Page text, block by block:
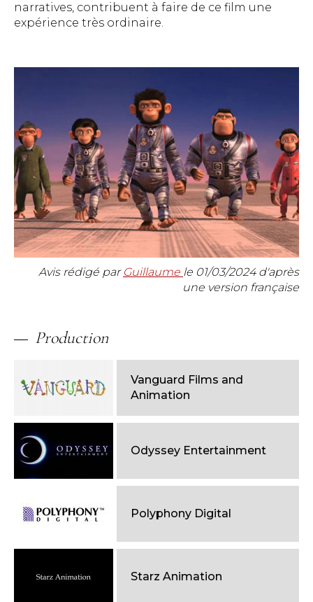
narratives, contribuent à faire de ce film une
expérience très ordinaire.
Avis rédigé par Guillaume le 01/03/2024d'après
une version française
Production
Vanguard Films and
Animation
Odyssey Entertainment
Polyphony Digital
Starz Animation